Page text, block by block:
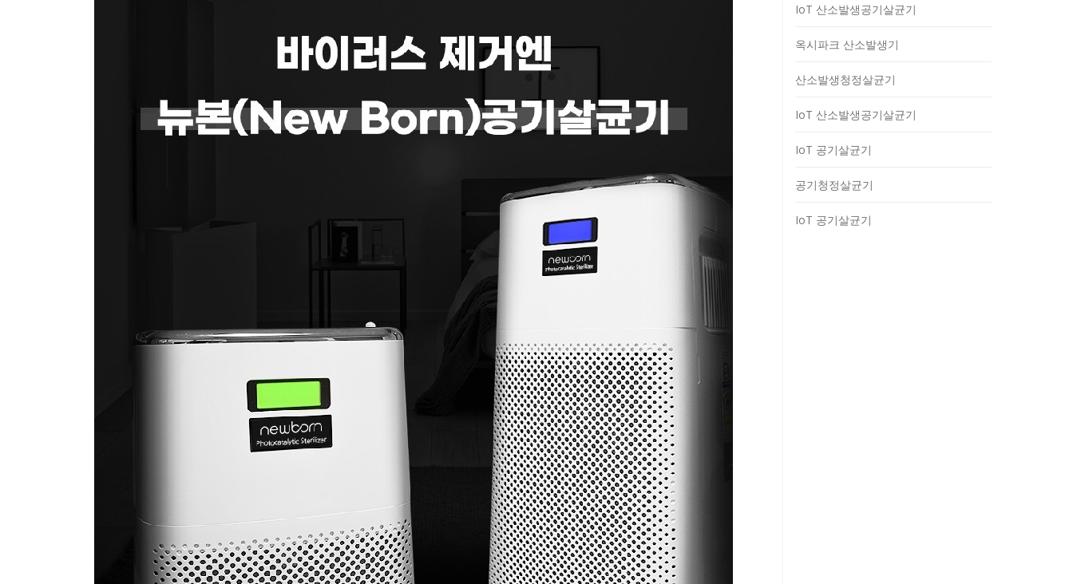
IoT 산소발생공기살균기
옥시파크 산소발생기
산소발생청정살균기
IoT 산소발생공기살균기
IoT 공기살균기
공기청정살균기
IoT 공기살균기